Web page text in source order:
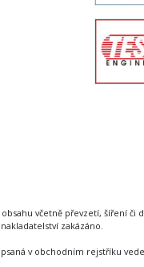
obsahu včetně převzetí, šíření
zakázáno.
v obchodním rejstříku